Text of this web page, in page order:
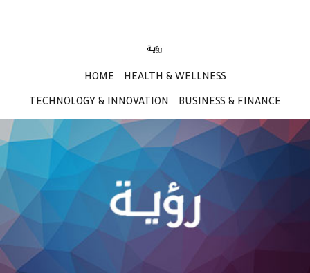
HOME HEALTH & WELLNESS
TECHNOLOGY & INNOVATION BUSINESS & FINANCE